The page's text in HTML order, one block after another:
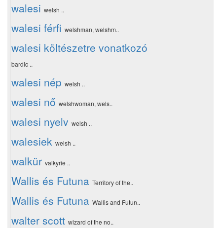
walesi welsh ..
walesi férfi welshman, welshm..
walesi költészetre vonatkozó
bardic ..
walesi nép welsh ..
walesi nő welshwoman, wels..
walesi nyelv welsh ..
walesiek welsh ..
walkür valkyrie ..
Wallis és Futuna Territory of the..
Wallis és Futuna Wallis and Futun..
walter scott wizard of the no..